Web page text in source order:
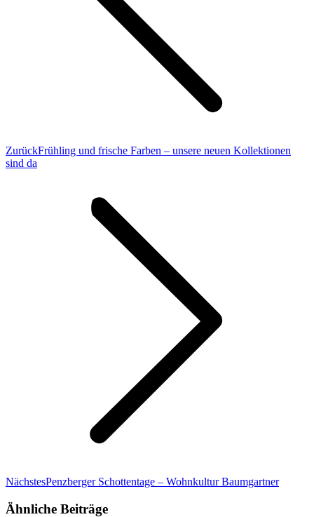
ZurückVorheriger
Frühling und frische Farben – unsere neuen Kollektionen
sind da
NächstesNächster
Penzberger Schottentage – Wohnkultur Baumgartner
Ähnliche Beiträge